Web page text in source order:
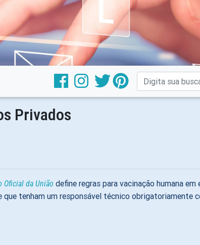
Privados
Oficial da União define regras para vacinação humana
tenham um responsável técnico obrigatoriamente